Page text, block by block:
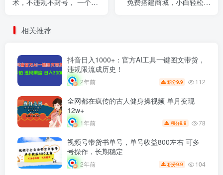
术，不违规不封号， 一个视
免费搭建商城，小白轻松上
相关推荐
抖音日入1000+：官方AI工具一键图文带货，
违规限流成历史！
2年前 积分9.9 112
全网都在疯传的古人健身操视频 单月变现
12w+
1年前 积分9.9 78
视频号带货书单号，单号收益800左右 可多
号操作，长期稳定
2年前 积分9.9 104